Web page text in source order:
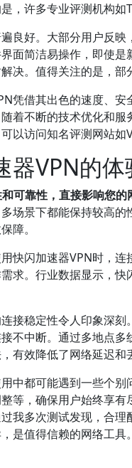
，许多专业评测机构
良好。大部分用户反
面简洁易操作，即使
决。值得关注的是，
凭借其出色的速度、
着不断的技术优化和
以访问知名评测网站
器VPN的
可靠性，直接影响您的
场景下都能保持较高
障。
快闪加速器VPN时，
求。行业数据显示，
接稳定性令人印象深
不中断。通过多地点
有效降低了网络延迟和
中都可能遇到一些个
等，确保用户始终享
我多次测试发现，合
是值得信赖的网络工具